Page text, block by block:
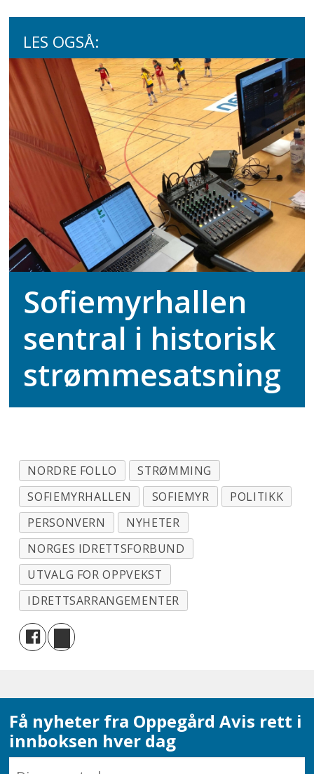
LES OGSÅ:
Sofiemyrhallen
sentral i historisk
strømmesatsning
NORDRE FOLLO
STRØMMING
SOFIEMYRHALLEN
SOFIEMYR
POLITIKK
PERSONVERN
NYHETER
NORGES IDRETTSFORBUND
UTVALG FOR OPPVEKST
IDRETTSARRANGEMENTER
Få nyheter fra Oppegård Avis rett i
innboksen hver dag